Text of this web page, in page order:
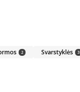
2 Svarstyklės 3